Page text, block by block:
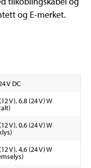
og E-merket.
V DC
V), 6,8 (24 V) W
V), 0,6 (24 V) W
V), 4,6 (24 V) W